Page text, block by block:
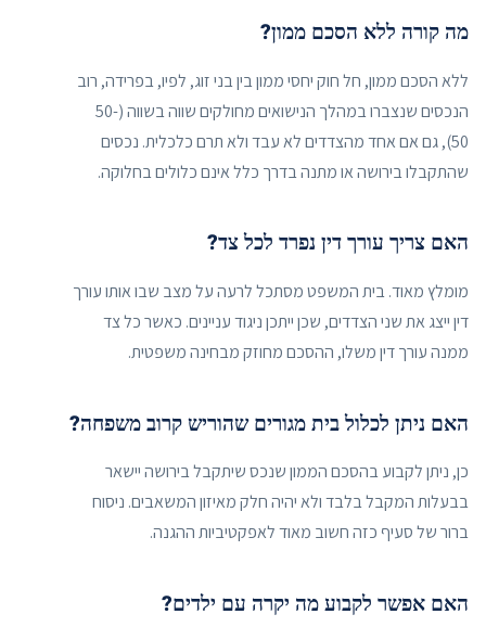
מה קורה ללא הסכם ממון?
ללא הסכם ממון, חל חוק יחסי ממון בין בני זוג, לפיו, בפרידה, רוב
הנכסים שנצברו במהלך הנישואים מחולקים שווה בשווה (50-
50), גם אם אחד מהצדדים לא עבד ולא תרם כלכלית. נכסים
שהתקבלו בירושה או מתנה בדרך כלל אינם כלולים בחלוקה.
האם צריך עורך דין נפרד לכל צד?
מומלץ מאוד. בית המשפט מסתכל לרעה על מצב שבו אותו עורך
דין ייצג את שני הצדדים, שכן ייתכן ניגוד עניינים. כאשר כל צד
ממנה עורך דין משלו, ההסכם מחוזק מבחינה משפטית.
האם ניתן לכלול בית מגורים שהוריש קרוב משפחה?
כן, ניתן לקבוע בהסכם הממון שנכס שיתקבל בירושה יישאר
בבעלות המקבל בלבד ולא יהיה חלק מאיזון המשאבים. ניסוח
ברור של סעיף כזה חשוב מאוד לאפקטיביות ההגנה.
האם אפשר לקבוע מה יקרה עם ילדים?